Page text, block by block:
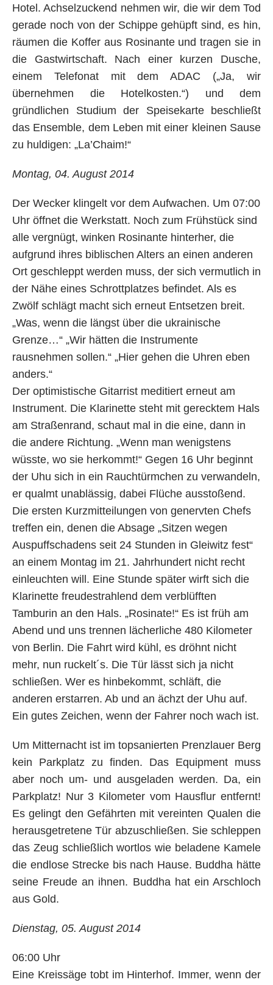
Hotel. Achselzuckend nehmen wir, die wir dem Tod
gerade noch von der Schippe gehüpft sind, es hin,
räumen die Koffer aus Rosinante und tragen sie in
die Gastwirtschaft. Nach einer kurzen Dusche,
einem Telefonat mit dem ADAC („Ja, wir
übernehmen die Hotelkosten.“) und dem
gründlichen Studium der Speisekarte beschließt
das Ensemble, dem Leben mit einer kleinen Sause
zu huldigen: „La’Chaim!“
Montag, 04. August 2014
Der Wecker klingelt vor dem Aufwachen. Um 07:00
Uhr öffnet die Werkstatt. Noch zum Frühstück sind
alle vergnügt, winken Rosinante hinterher, die
aufgrund ihres biblischen Alters an einen anderen
Ort geschleppt werden muss, der sich vermutlich in
der Nähe eines Schrottplatzes befindet. Als es
Zwölf schlägt macht sich erneut Entsetzen breit.
„Was, wenn die längst über die ukrainische
Grenze…“ „Wir hätten die Instrumente
rausnehmen sollen.“ „Hier gehen die Uhren eben
anders.“
Der optimistische Gitarrist meditiert erneut am
Instrument. Die Klarinette steht mit gerecktem Hals
am Straßenrand, schaut mal in die eine, dann in
die andere Richtung. „Wenn man wenigstens
wüsste, wo sie herkommt!“ Gegen 16 Uhr beginnt
der Uhu sich in ein Rauchtürmchen zu verwandeln,
er qualmt unablässig, dabei Flüche ausstoßend.
Die ersten Kurzmitteilungen von genervten Chefs
treffen ein, denen die Absage „Sitzen wegen
Auspuffschadens seit 24 Stunden in Gleiwitz fest“
an einem Montag im 21. Jahrhundert nicht recht
einleuchten will. Eine Stunde später wirft sich die
Klarinette freudestrahlend dem verblüfften
Tamburin an den Hals. „Rosinate!“ Es ist früh am
Abend und uns trennen lächerliche 480 Kilometer
von Berlin. Die Fahrt wird kühl, es dröhnt nicht
mehr, nun ruckelt´s. Die Tür lässt sich ja nicht
schließen. Wer es hinbekommt, schläft, die
anderen erstarren. Ab und an ächzt der Uhu auf.
Ein gutes Zeichen, wenn der Fahrer noch wach ist.
Um Mitternacht ist im topsanierten Prenzlauer Berg
kein Parkplatz zu finden. Das Equipment muss
aber noch um- und ausgeladen werden. Da, ein
Parkplatz! Nur 3 Kilometer vom Hausflur entfernt!
Es gelingt den Gefährten mit vereinten Qualen die
herausgetretene Tür abzuschließen. Sie schleppen
das Zeug schließlich wortlos wie beladene Kamele
die endlose Strecke bis nach Hause. Buddha hätte
seine Freude an ihnen. Buddha hat ein Arschloch
aus Gold.
Dienstag, 05. August 2014
06:00 Uhr
Eine Kreissäge tobt im Hinterhof. Immer, wenn der